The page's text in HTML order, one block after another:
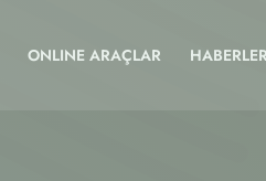
ONLINE ARAÇLAR HABERLER